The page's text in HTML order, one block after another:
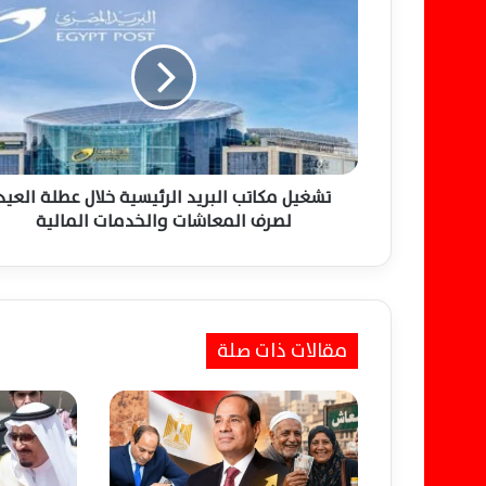
م
ك
ا
ت
ب
د
ر
ئ
ي
س
تشغيل مكاتب البريد الرئيسية خلال عطلة
لصرف المعاشات والخدمات المالية
مقالات ذات صلة